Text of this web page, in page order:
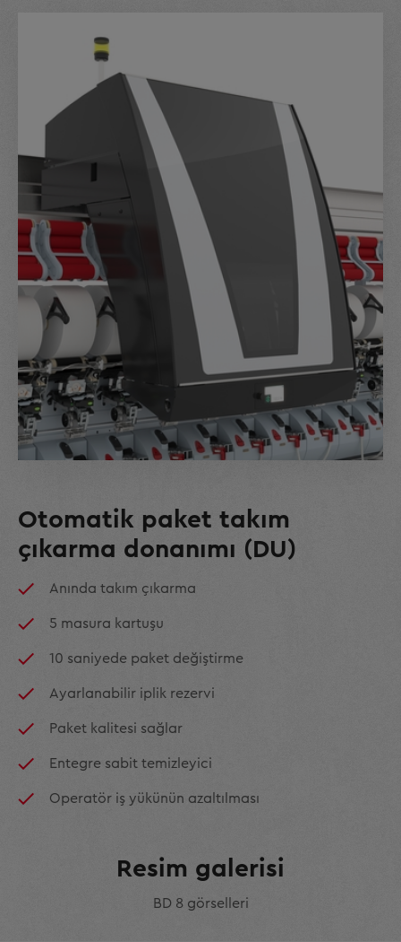
Otomatik paket takım
çıkarma donanımı (DU)
Anında takım çıkarma
5 masura kartuşu
10 saniyede paket değiştirme
Ayarlanabilir iplik rezervi
Paket kalitesi sağlar
Entegre sabit temizleyici
Operatör iş yükünün azaltılması
Resim galerisi
BD 8 görselleri